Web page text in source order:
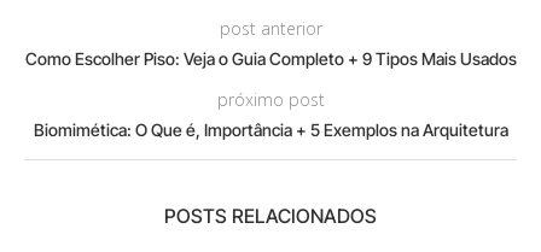
post anterior
Como Escolher Piso: Veja o Guia Completo + 9 Tipos Mais Usados
próximo post
Biomimética: O Que é, Importância + 5 Exemplos na Arquitetura
POSTS RELACIONADOS